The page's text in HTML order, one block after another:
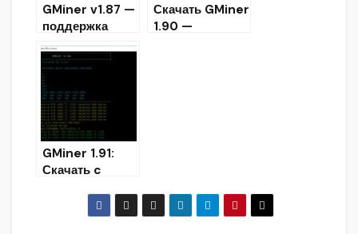
GMiner v1.87 —
поддержка
алгоритма
blake2s для
AMD (Скачать)
Скачать GMiner
1.90 —
GMiner 1.91:
Скачать c
CryptoNightBB